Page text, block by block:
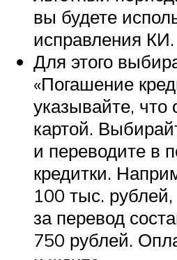
вы будете
исправления КИ.
Для этого
«Погашение
указывайте, что
картой.
и переводите в
кредитки.
100 тыс.
за перевод
750 рублей.